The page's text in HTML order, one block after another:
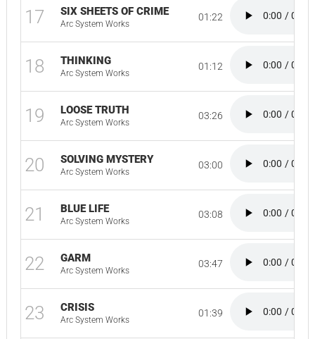
17 SIX SHEETS OF CRIME
Arc System Works
01:22
18 THINKING
Arc System Works
01:12
19 LOOSE TRUTH
Arc System Works
03:26
20 SOLVING MYSTERY
Arc System Works
03:00
21 BLUE LIFE
Arc System Works
03:08
22 GARM
Arc System Works
03:47
23 CRISIS
Arc System Works
01:39